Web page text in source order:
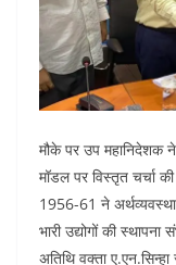
मौके पर उप महानिदेशक ने
मॉडल पर विस्तृत चर्चा
1956-61 ने
भारी उद्योगों की स्थापना
अतिथि वक्ता